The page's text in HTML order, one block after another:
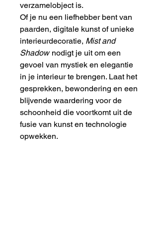
verzamelobject is.
Of je nu een liefhebber bent van
paarden, digitale kunst of unieke
interieurdecoratie, Mist and
Shadownodigt je uit om een
gevoel van mystiek en elegantie
in je interieur te brengen. Laat het
gesprekken, bewondering en een
blijvende waardering voor de
schoonheid die voortkomt uit de
fusie van kunst en technologie
opwekken.